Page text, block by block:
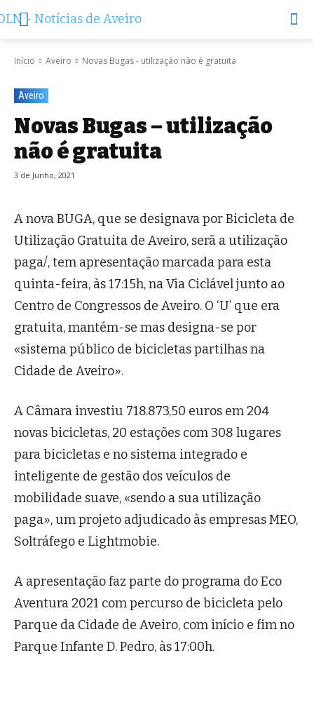
Início Aveiro Novas Bugas - utilização não é gratuita
Aveiro
Novas Bugas – utilização
não é gratuita
3 de Junho, 2021
A nova BUGA, que se designava por Bicicleta de
Utilização Gratuita de Aveiro, serã a utilização
paga/, tem apresentação marcada para esta
quinta-feira, às 17:15h, na Via Ciclável junto ao
Centro de Congressos de Aveiro. O ‘U’ que era
gratuita, mantém-se mas designa-se por
«sistema público de bicicletas partilhas na
Cidade de Aveiro».
A Câmara investiu 718.873,50 euros em 204
novas bicicletas, 20 estações com 308 lugares
para bicicletas e no sistema integrado e
inteligente de gestão dos veículos de
mobilidade suave, «sendo a sua utilização
paga», um projeto adjudicado às empresas MEO,
Soltráfego e Lightmobie.
A apresentação faz parte do programa do Eco
Aventura 2021 com percurso de bicicleta pelo
Parque da Cidade de Aveiro, com início e fim no
Parque Infante D. Pedro, às 17:00h.